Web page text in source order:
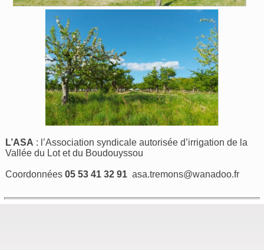
L’ASA : l’Association syndicale autorisée d’irrigation de la
Vallée du Lot et du Boudouyssou
Coordonnées05 53 41 32 91 asa.tremons@wanadoo.fr